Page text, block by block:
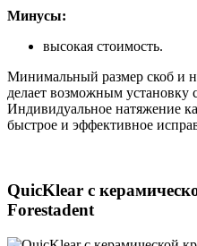
Минусы:
высокая стоимость.
Минимальный размер скоб и
делает возможным установку
Индивидуальное натяжение
быстрое и эффективное
QuicKlear с
Forestadent